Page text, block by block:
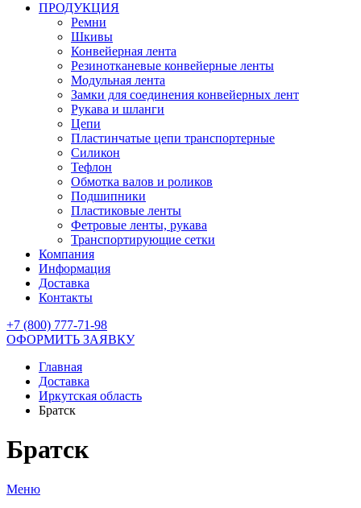
ПРОДУКЦИЯ
Ремни
Шкивы
Конвейерная лента
Резинотканевые конвейерные ленты
Модульная лента
Замки для соединения конвейерных лент
Рукава и шланги
Цепи
Пластинчатые цепи транспортерные
Силикон
Тефлон
Обмотка валов и роликов
Подшипники
Пластиковые ленты
Фетровые ленты, рукава
Транспортирующие сетки
Компания
Информация
Доставка
Контакты
+7 (800) 777-71-98
ОФОРМИТЬ ЗАЯВКУ
Главная
Доставка
Иркутская область
Братск
Братск
Меню